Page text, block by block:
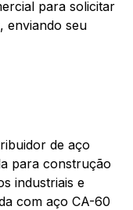
para solicitar
enviando seu
de aço
para construção
industriais e
com aço CA-60